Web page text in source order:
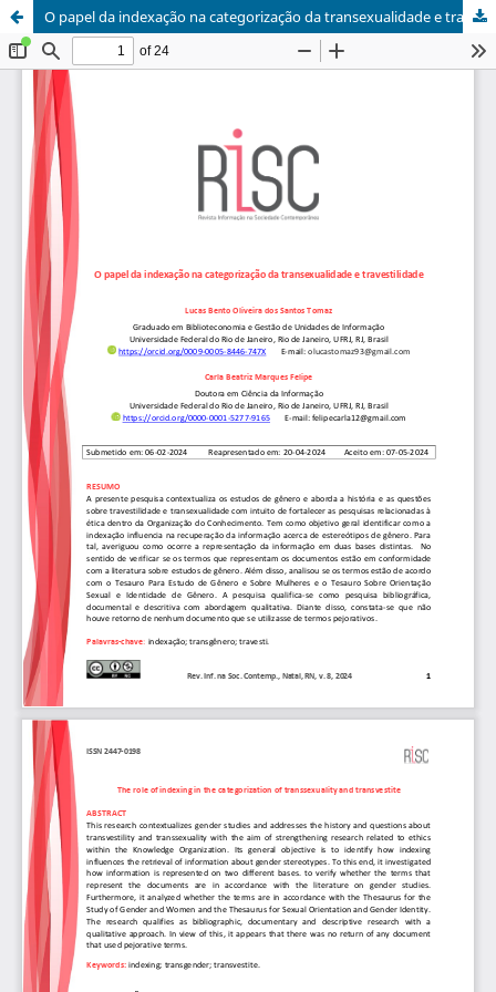
O papel da indexação na categorização da transexualidade e travestilidade